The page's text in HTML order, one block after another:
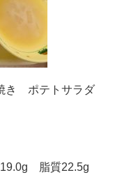
き ポテトサラダ
脂質22.5g